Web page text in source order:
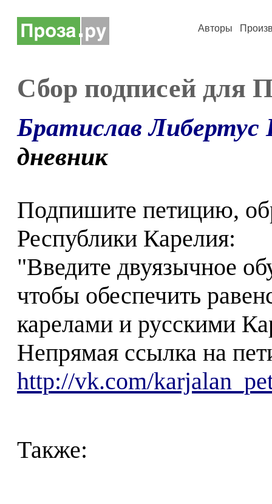
Авторы
Сбор подписей для
Братислав Либертус
дневник
Подпишите петицию,
Республики Карелия:
"Введите двуязычное
чтобы обеспечить
карелами и русскими
Непрямая ссылка на
http://vk.com/
Также: